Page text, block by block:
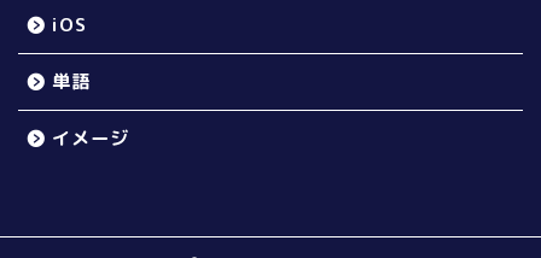
iOS
単語
イメージ